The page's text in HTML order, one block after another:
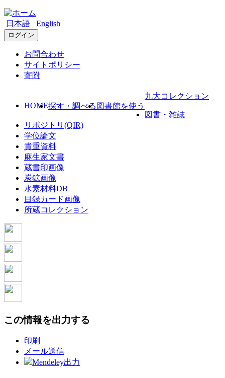
日本語 English
ログイン
お問合わせ
サイトポリシー
寄附
HOME探す・調べる 図書館を使う
九大コレクション
図書・雑誌
リポジトリ(QIR)
学位論文
貴重資料
麻生家文書
蔵書印画像
炭鉱画像
水素材料DB
目録カード画像
所蔵コレクション
この情報を出力する
印刷
メール送信
Mendeley出力